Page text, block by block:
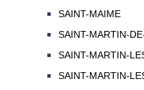
SAINT-MAIME
SAINT-MARTIN-
SAINT-MARTIN-
SAINT-MARTIN-